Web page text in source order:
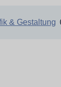
& Gestaltung